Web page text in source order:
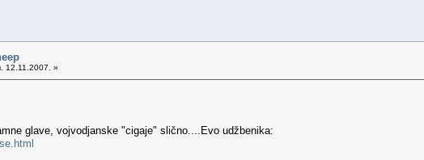
12.11.2007. »
glave, vojvodjanske "cigaje" slično....Evo udžbenika: